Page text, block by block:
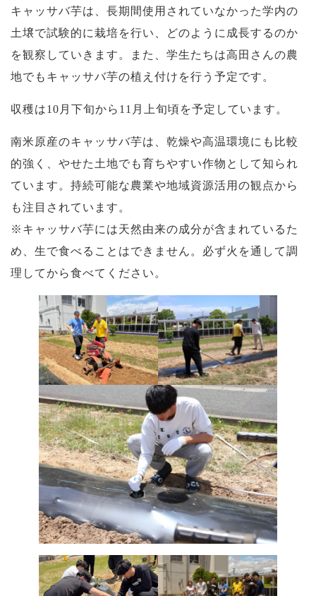
キャッサバ芋は、長期間使用されていなかった学内の
土壌で試験的に栽培を行い、どのように成長するのか
を観察していきます。また、学生たちは高田さんの農
地でもキャッサバ芋の植え付けを行う予定です。
収穫は10月下旬から11月上旬頃を予定しています。
南米原産のキャッサバ芋は、乾燥や高温環境にも比較
的強く、やせた土地でも育ちやすい作物として知られ
ています。持続可能な農業や地域資源活用の観点から
も注目されています。
※キャッサバ芋には天然由来の成分が含まれているた
め、生で食べることはできません。必ず火を通して調
理してから食べてください。